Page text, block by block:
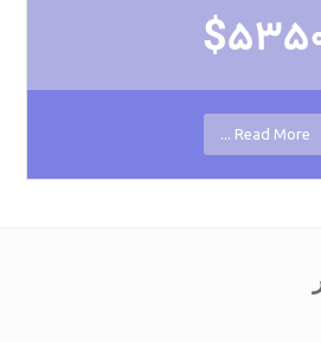
Read More ...